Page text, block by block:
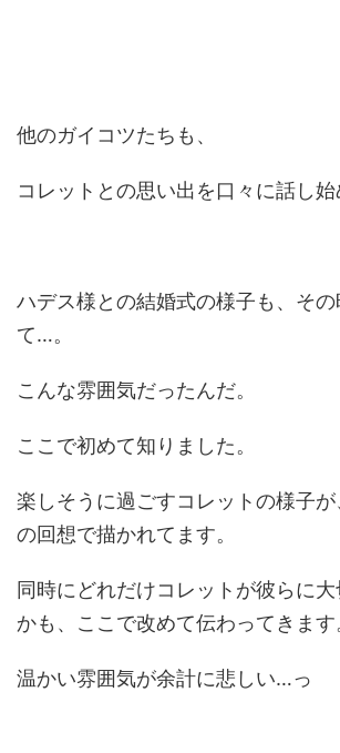
他のガイコツたちも、
コレットとの思い出を口々に話し始
ハデス様との結婚式の様子も、そ
て…。
こんな雰囲気だったんだ。
ここで初めて知りました。
楽しそうに過ごすコレットの様子
の回想で描かれてます。
同時にどれだけコレットが彼らに
かも、ここで改めて伝わってきます
温かい雰囲気が余計に悲しい…っ